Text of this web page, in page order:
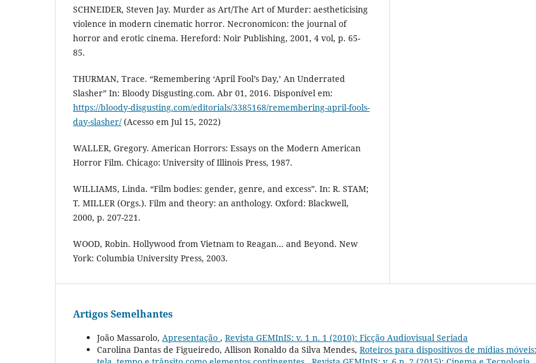
SCHNEIDER, Steven Jay. Murder as Art/The Art of Murder: aestheticising
violence in modern cinematic horror. Necronomicon: the journal of
horror and erotic cinema. Hereford: Noir Publishing, 2001, 4 vol, p. 65-
85.
THURMAN, Trace. “Remembering ‘April Fool’s Day,’ An Underrated
Slasher” In: Bloody Disgusting.com. Abr 01, 2016. Disponível em:
https://bloody-disgusting.com/editorials/3385168/remembering-april-fools-
day-slasher/ (Acesso em Jul 15, 2022)
WALLER, Gregory. American Horrors: Essays on the Modern American
Horror Film. Chicago: University of Illinois Press, 1987.
WILLIAMS, Linda. “Film bodies: gender, genre, and excess”. In: R. STAM;
T. MILLER (Orgs.). Film and theory: an anthology. Oxford: Blackwell,
2000, p. 207-221.
WOOD, Robin. Hollywood from Vietnam to Reagan… and Beyond. New
York: Columbia University Press, 2003.
Artigos Semelhantes
João Massarolo, Apresentação , Revista GEMInIS: v. 1 n. 1 (2010): Ficção Audiovisual Seriada
Carolina Dantas de Figueiredo, Allison Ronaldo da Silva Mendes, Roteiros para dispositivos de mídias móveis: